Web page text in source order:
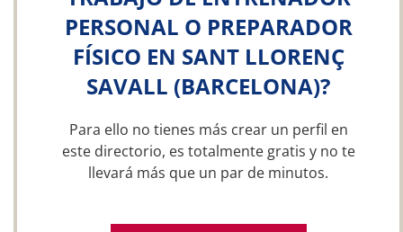
PERSONAL O PREPARADOR
FÍSICO EN SANT LLORENÇ
SAVALL (BARCELONA)?
Para ello no tienes más crear un perfil en
este directorio, es totalmente gratis y no te
llevará más que un par de minutos.